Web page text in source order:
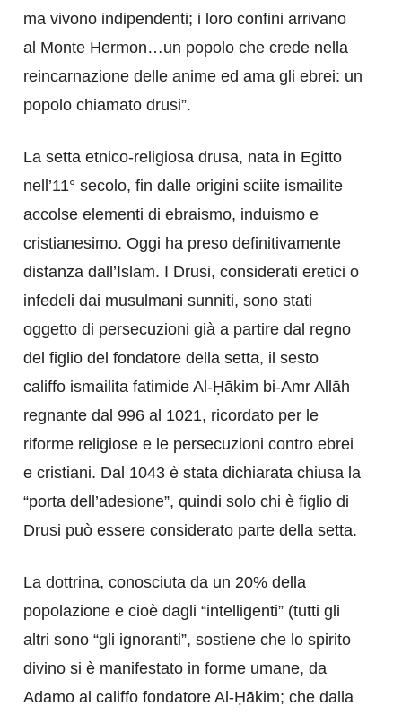
ma vivono indipendenti; i loro confini arrivano
al Monte Hermon…un popolo che crede nella
reincarnazione delle anime ed ama gli ebrei: un
popolo chiamato drusi”.
La setta etnico-religiosa drusa, nata in Egitto
nell’11° secolo, fin dalle origini sciite ismailite
accolse elementi di ebraismo, induismo e
cristianesimo. Oggi ha preso definitivamente
distanza dall’Islam. I Drusi, considerati eretici o
infedeli dai musulmani sunniti, sono stati
oggetto di persecuzioni già a partire dal regno
del figlio del fondatore della setta, il sesto
califfo ismailita fatimide Al-Ḥākim bi-Amr Allāh
regnante dal 996 al 1021, ricordato per le
riforme religiose e le persecuzioni contro ebrei
e cristiani. Dal 1043 è stata dichiarata chiusa la
“porta dell’adesione”, quindi solo chi è figlio di
Drusi può essere considerato parte della setta.
La dottrina, conosciuta da un 20% della
popolazione e cioè dagli “intelligenti” (tutti gli
altri sono “gli ignoranti”, sostiene che lo spirito
divino si è manifestato in forme umane, da
Adamo al califfo fondatore Al-Ḥākim; che dalla